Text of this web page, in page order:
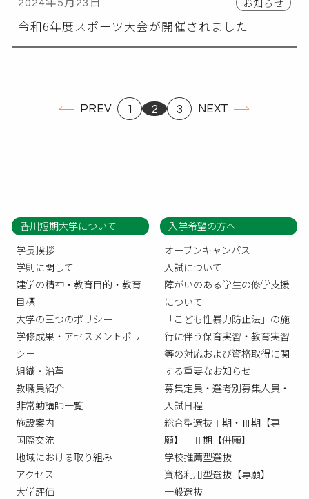
2024年5月23日 お知らせ
令和6年度スポーツ大会が開催されました
PREV 1 2 3 NEXT
香川短期大学について
学長挨拶
学則に関して
建学の精神・教育目的・教育
目標
大学の三つのポリシー
学修成果・アセスメントポリ
シー
組織・沿革
教職員紹介
非常勤講師一覧
施設案内
国際交流
地域における取り組み
アクセス
大学評価
入学希望の方へ
オープンキャンパス
入試について
障がいのある学生の修学支援
について
「こども性暴力防止法」の施
行に伴う保育実習・教育実習
等の対応および資格取得に関
する重要なお知らせ
募集定員・選考別募集人員・
入試日程
総合型選抜Ⅰ期・Ⅲ期【専
願】 Ⅱ期【併願】
学校推薦型選抜
資格利用型選抜【専願】
一般選抜